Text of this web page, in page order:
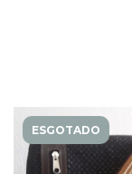
ESGOTADO